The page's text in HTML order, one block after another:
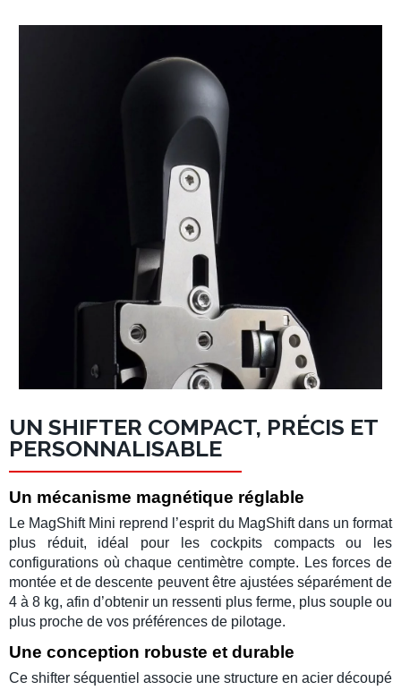
UN SHIFTER COMPACT, PRÉCIS ET
PERSONNALISABLE
Un mécanisme magnétique réglable
Le MagShift Mini reprend l’esprit du MagShift dans un format
plus réduit, idéal pour les cockpits compacts ou les
configurations où chaque centimètre compte. Les forces de
montée et de descente peuvent être ajustées séparément de
4 à 8 kg, afin d’obtenir un ressenti plus ferme, plus souple ou
plus proche de vos préférences de pilotage.
Une conception robuste et durable
Ce shifter séquentiel associe une structure en acier découpé